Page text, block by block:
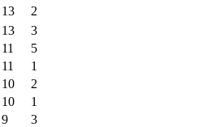
13
2
13
3
11
5
11
1
10
2
10
1
9
3